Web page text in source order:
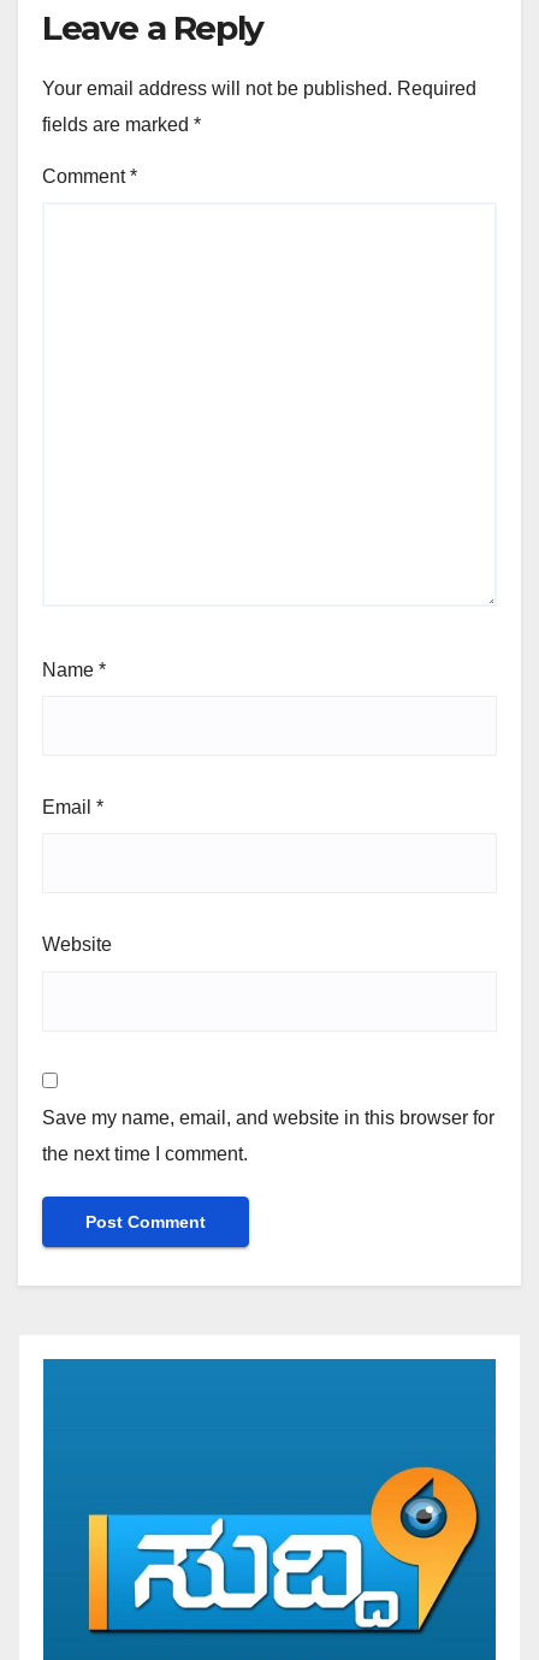
Leave a Reply
Your email address will not be published. Required
fields are marked *
Comment*
Name *
Email *
Website
Save my name, email, and website in this browser for
the next time I comment.